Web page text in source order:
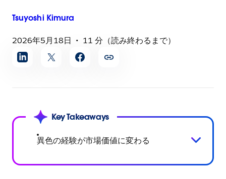
Tsuyoshi Kimura
2026年5月18日
11 分（読み終わるまで）
記
事
シ
す
Key Takeaways
異色の経験が市場価値に変わる